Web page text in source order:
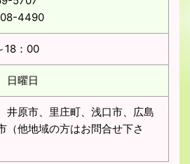
4490
18：00
日曜日
井原市、里庄町、浅口市、広島
（他地域の方はお問合せ下さ